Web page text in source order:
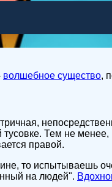
волшебное существо,
Тем не менее,
правой.
то испытываешь
на людей".